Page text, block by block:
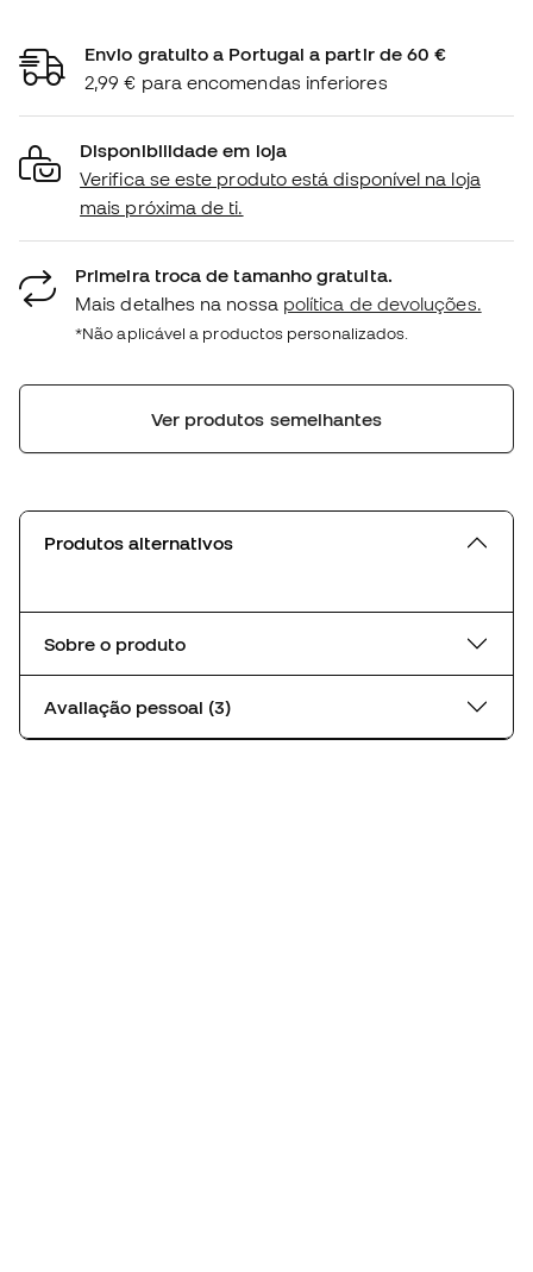
Envio gratuito a Portugal a partir de 60 €
2,99 € para encomendas inferiores
Disponibilidade em loja
Verifica se este produto está disponível na loja
mais próxima de ti.
Primeira troca de tamanho gratuita.
Mais detalhes na nossa política de devoluções.
*Não aplicável a productos personalizados.
Ver produtos semelhantes
Produtos alternativos
Sobre o produto
Avaliação pessoal (3)